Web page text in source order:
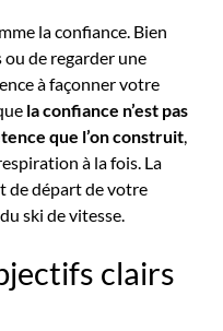
la confiance. Bien
de regarder une
à façonner votre
la confiance n’est pas
que l’on construit,
à la fois. La
de départ de votre
ski de vitesse.
clairs